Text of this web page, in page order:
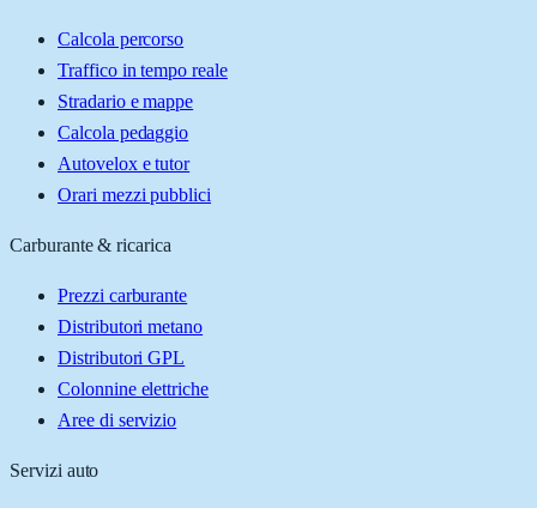
Calcola percorso
Traffico in tempo reale
Stradario e mappe
Calcola pedaggio
Autovelox e tutor
Orari mezzi pubblici
Carburante & ricarica
Prezzi carburante
Distributori metano
Distributori GPL
Colonnine elettriche
Aree di servizio
Servizi auto